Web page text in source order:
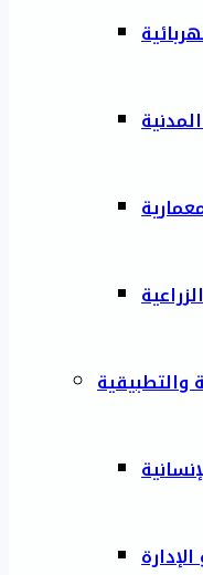
والتطبيقية